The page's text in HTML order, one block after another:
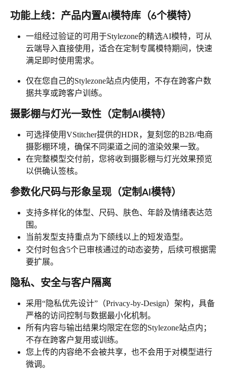
功能上线：产品内置AI模特库（6个模特）
一组经过验证的可用于Stylezone的精选AI模特，可从
云端导入直接使用，适合在定制专属模特期间，快速
满足即时使用需求。
仅在您自己的Stylezone站点内使用，不存在跨客户数
据共享或跨客户训练。
摄影棚与灯光一致性（定制AI模特）
可选择使用VStitcher提供的HDR，复刻您的B2B/电商
摄影棚环境，确保不同渠道之间的渲染效果一致。
在完整模型交付前，您将收到摄影棚与灯光效果预览
以供确认签核。
参数化尺码与形象呈现（定制AI模特）
支持多样化的体型、尺码、肤色、年龄及情绪表达范
围。
当前发型支持重点为下颌线以上的短发造型。
交付时包含5个已审核通过的动态姿势，后续可根据需
要扩展。
隐私、安全与客户隔离
采用“隐私优先设计”（Privacy-by-Design）架构，具备
严格的访问控制与数据最小化机制。
所有内容与输出结果均限定在您的Stylezone站点内；
不存在跨客户复用或训练。
您上传的内容绝不会被共享，也不会用于对模型进行
微调。